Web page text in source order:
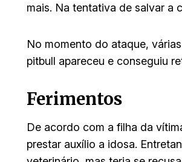
mais. Na tentativa de salvar a
No momento do ataque,
pitbull apareceu e conseguiu
Ferimentos
De acordo com a filha da
prestar auxílio a idosa.